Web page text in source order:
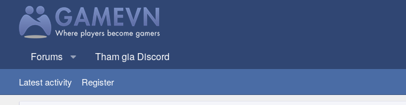
Forums Tham gia Discord
Latest activity Register